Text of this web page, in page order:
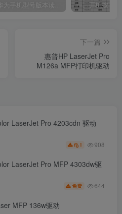
华为手机型号版本读取工具
下一篇
惠普HP LaserJet Pro
M126a MFP打印机驱动
LaserJet Pro 4203cdn 驱动
1 908
LaserJet Pro MFP 4303dw驱
免费 644
MFP 136w驱动